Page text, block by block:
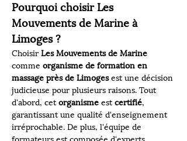
Pourquoi choisir Les
Mouvements de Marine à
Limoges ?
Choisir Les Mouvements de Marine
comme organisme de formation en
massage près de Limoges est une décision
judicieuse pour plusieurs raisons. Tout
d'abord, cet organisme est certifié,
garantissant une qualité d'enseignement
irréprochable. De plus, l'équipe de